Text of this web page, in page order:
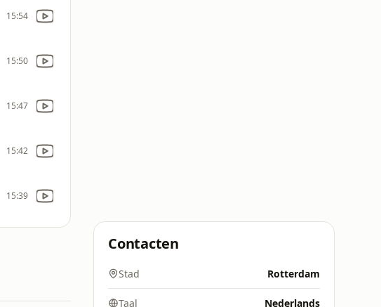
15:54
15:50
15:47
15:42
15:39
Contacten
Stad Rotterdam
Taal Nederlands